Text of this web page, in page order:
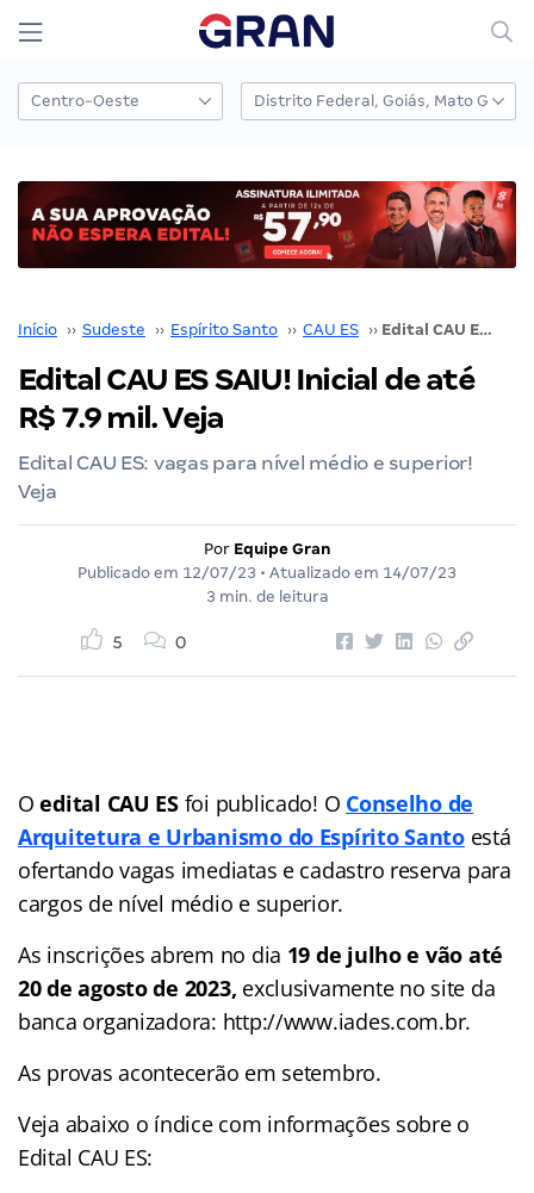
Início ›› Sudeste ›› Espírito Santo ›› CAU ES ›› Edital CAU ES SAIU! Inicial de até R$ 7.9 mil. Veja
Edital CAU ES SAIU! Inicial de até
R$ 7.9 mil. Veja
Edital CAU ES: vagas para nível médio e superior!
Veja
Por Equipe Gran
Publicado em 12/07/23 • Atualizado em 14/07/23
3 min. de leitura
5 0
O edital CAU ESfoi publicado! O Conselho de
Arquitetura e Urbanismo do Espírito Santoestá
ofertando vagas imediatas e cadastro reserva para
cargos de nível médio e superior.
As inscrições abrem no dia 19 de julho e vão até
20 de agosto de 2023, exclusivamente no site da
banca organizadora: http://www.iades.com.br.
As provas acontecerão em setembro.
Veja abaixo o índicecom informações sobre o
Edital CAU ES: